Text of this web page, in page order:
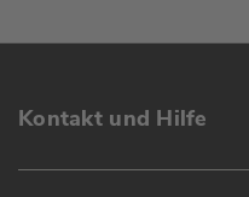
Kontakt und Hilfe